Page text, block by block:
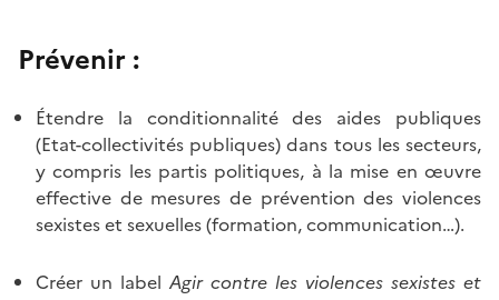
Prévenir :
Étendre la conditionnalité des aides publiques
(Etat-collectivités publiques) dans tous les secteurs,
y compris les partis politiques, à la mise en œuvre
effective de mesures de prévention des violences
sexistes et sexuelles (formation, communication…).
Créer un label Agir contre les violences sexistes et